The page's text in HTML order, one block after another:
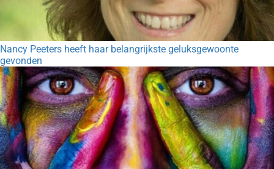
Nancy Peeters heeft haar belangrijkste geluksgewoonte
gevonden